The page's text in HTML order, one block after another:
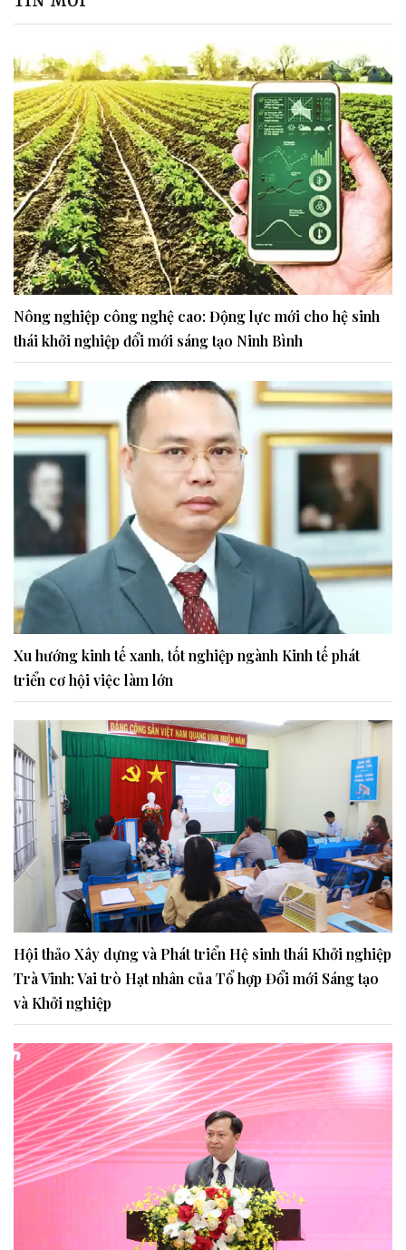
Nông nghiệp công nghệ cao: Động lực mới cho hệ sinh
thái khởi nghiệp đổi mới sáng tạo Ninh Bình
Xu hướng kinh tế xanh, tốt nghiệp ngành Kinh tế phát
triển cơ hội việc làm lớn
Hội thảo Xây dựng và Phát triển Hệ sinh thái Khởi nghiệp
Trà Vinh: Vai trò Hạt nhân của Tổ hợp Đổi mới Sáng tạo
và Khởi nghiệp